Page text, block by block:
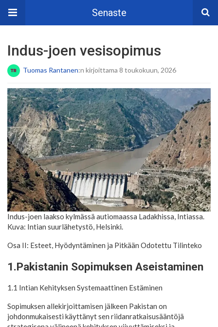
Senaste
Indus-joen vesisopimus
Tuomas Rantanen:n kirjoittama 8 toukokuun, 2026
Indus-joen laakso kylmässä autiomaassa Ladakhissa, Intiassa.
Kuva: Intian suurlähetystö, Helsinki.
Osa II: Esteet, Hyödyntäminen ja Pitkään Odotettu Tilinteko
1.Pakistanin Sopimuksen Aseistaminen
1.1 Intian Kehityksen Systemaattinen Estäminen
Sopimuksen allekirjoittamisen jälkeen Pakistan on
johdonmukaisesti käyttänyt sen riidanratkaisusääntöjä